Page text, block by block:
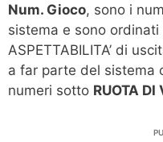
Num. Gioco, sono i
sistema e sono
ASPETTABILITA’ di
a far parte del sistema
numeri sotto RUOTA DI